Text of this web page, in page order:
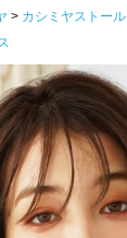
カシミヤストール